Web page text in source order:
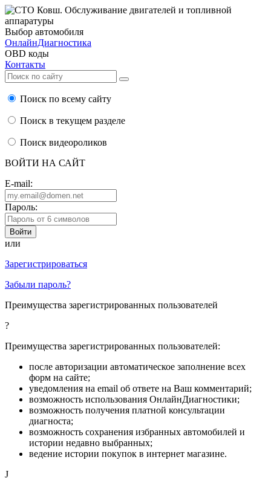
Выбор автомобиля
ОнлайнДиагностика
OBD коды
Контакты
Поиск по всему сайту
Поиск в текущем разделе
Поиск видеороликов
ВОЙТИ НА САЙТ
E-mail:
Пароль:
или
Зарегистрироваться
Забыли пароль?
Преимущества зарегистрированных пользователей
?
Преимущества зарегистрированных пользователей:
после авторизации автоматическое заполнение всех
форм на сайте;
уведомления на email об ответе на Ваш комментарий;
возможность использования ОнлайнДиагностики;
возможность получения платной консультации
диагноста;
возможность сохранения избранных автомобилей и
истории недавно выбранных;
ведение истории покупок в интернет магазине.
J